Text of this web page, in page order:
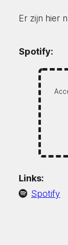
Er zijn hier
Spotify:
Links:
Spotify